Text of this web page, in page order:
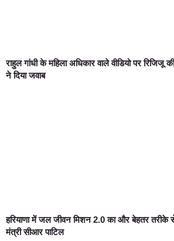
राहुल गांधी के महिला अधिकार वाले वीडियो पर रिजिजू
ने दिया जवाब
हरियाणा में जल जीवन मिशन 2.0 का और बेहतर तरीके से
मंत्री सीआर पाटिल